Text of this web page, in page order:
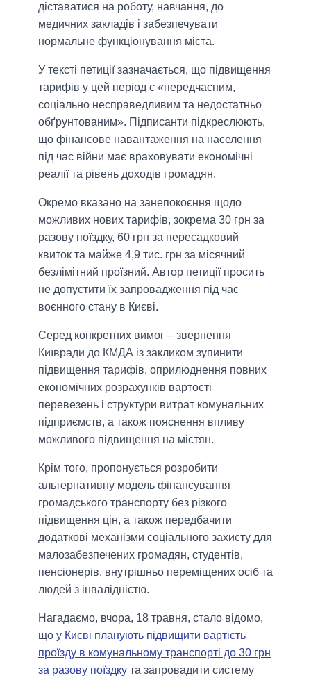
діставатися на роботу, навчання, до
медичних закладів і забезпечувати
нормальне функціонування міста.
У тексті петиції зазначається, що підвищення
тарифів у цей період є «передчасним,
соціально несправедливим та недостатньо
обґрунтованим». Підписанти підкреслюють,
що фінансове навантаження на населення
під час війни має враховувати економічні
реалії та рівень доходів громадян.
Окремо вказано на занепокоєння щодо
можливих нових тарифів, зокрема 30 грн за
разову поїздку, 60 грн за пересадковий
квиток та майже 4,9 тис. грн за місячний
безлімітний проїзний. Автор петиції просить
не допустити їх запровадження під час
воєнного стану в Києві.
Серед конкретних вимог – звернення
Київради до КМДА із закликом зупинити
підвищення тарифів, оприлюднення повних
економічних розрахунків вартості
перевезень і структури витрат комунальних
підприємств, а також пояснення впливу
можливого підвищення на містян.
Крім того, пропонується розробити
альтернативну модель фінансування
громадського транспорту без різкого
підвищення цін, а також передбачити
додаткові механізми соціального захисту для
малозабезпечених громадян, студентів,
пенсіонерів, внутрішньо переміщених осіб та
людей з інвалідністю.
Нагадаємо, вчора, 18 травня, стало відомо,
що у Києві планують підвищити вартість
проїзду в комунальному транспорті до 30 грн
за разову поїздку та запровадити систему